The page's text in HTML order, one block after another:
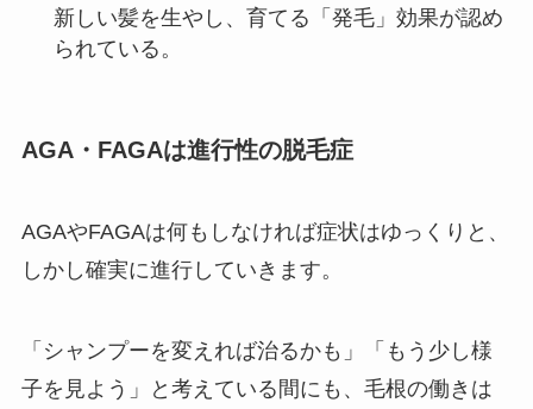
新しい髪を生やし、育てる「発毛」効果が認め
られている。
AGA・FAGAは進行性の脱毛症
AGAやFAGAは何もしなければ症状はゆっくりと、
しかし確実に進行していきます。
「シャンプーを変えれば治るかも」「もう少し様
子を見よう」と考えている間にも、毛根の働きは